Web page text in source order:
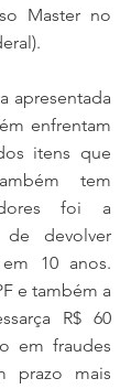
Master no
apresentada
enfrentam
itens que
tem
foi a
devolver
10 anos.
e também a
R$ 60
em fraudes
prazo mais